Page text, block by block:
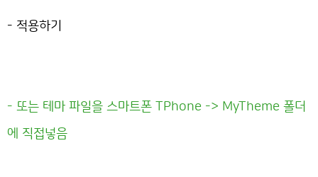
- 적용하기
- 또는 테마 파일을 스마트폰 TPhone -> MyTheme 폴더
에 직접넣음